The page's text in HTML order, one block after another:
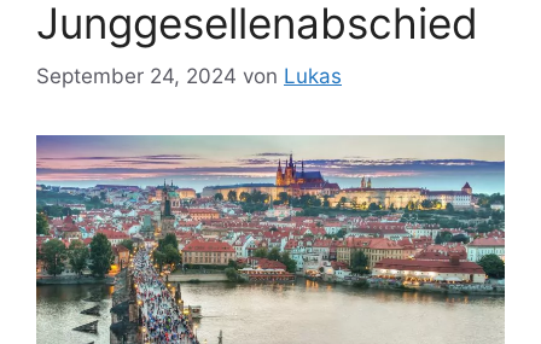
Junggesellenabschied
September 24, 2024 von Lukas